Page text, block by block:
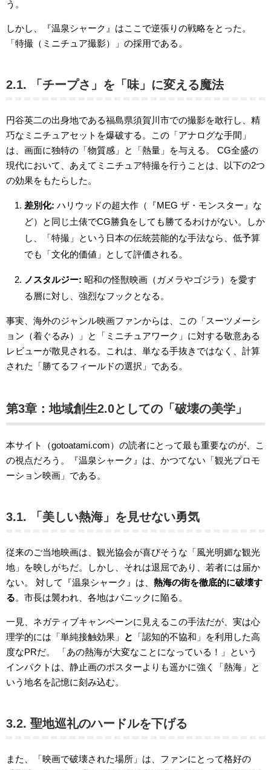
う。
しかし、『温泉シャーク』はここで逆張りの戦略をとった。
「特撮（ミニチュア撮影）」の採用である。
2.1. 「チープさ」を「味」に変える魔法
円谷英二の出身地である福島県須賀川市での撮影を敢行し、精
巧なミニチュアセットを爆破する。この「アナログな手間」
は、画面に独特の「物質感」と「熱量」を与える。 CG全盛の
現代において、あえてミニチュア特撮を行うことは、以下の2つ
の効果をもたらした。
差別化: ハリウッドの超大作（『MEG ザ・モンスター』な
ど）と同じ土俵でCG勝負をしても勝てるわけがない。しか
し、「特撮」という日本の伝統芸能的な手法なら、低予算
でも「文化的価値」として評価される。
ノスタルジー: 昭和の怪獣映画（ガメラやゴジラ）を愛す
る層に対し、強烈なフックとなる。
事実、海外のジャンル映画ファンからは、この「スーツメーシ
ョン（着ぐるみ）」と「ミニチュアワーク」に対する敬意ある
レビューが散見される。これは、単なる手抜きではなく、計算
された「勝てるフィールドの選択」である。
第3章：地域創生2.0としての「破壊の美学」
本サイト（gotoatami.com）の読者にとって最も重要なのが、こ
の視点だろう。『温泉シャーク』は、かつてない「観光プロモ
ーション映画」である。
3.1. 「美しい熱海」を見せない勇気
従来のご当地映画は、観光協会が喜びそうな「風光明媚な観光
地」を映しがちだ。しかし、それは退屈であり、若者には届か
ない。 対して『温泉シャーク』は、 熱海の街を徹底的に破壊す
る。市長は襲われ、各地はパニックに陥る。
一見、ネガティブキャンペーンに見えるこの手法だが、実は心
理学的には「単純接触効果」
と
「認知的不協和」を利用した高
度なPRだ。 「あの熱海が大変なことになっている！」という
インパクトは、静止画のポスターよりも遥かに強く「熱海」と
いう地名を記憶に刻み込む。
3.2. 聖地巡礼のハードルを下げる
また、「映画で破壊された場所」は、ファンにとって格好の